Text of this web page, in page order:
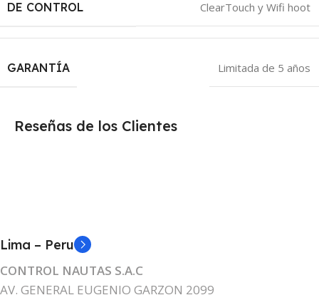
DE CONTROL
ClearTouch y Wifi hoot
GARANTÍA Limitada de 5 años
Reseñas de los Clientes
Lima – Peru
CONTROL NAUTAS S.A.C
AV. GENERAL EUGENIO GARZON 2099